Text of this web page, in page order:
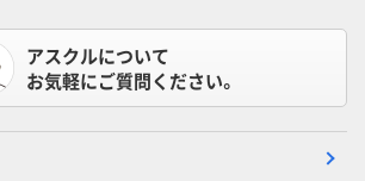
アスクルについて
お気軽にご質問ください。